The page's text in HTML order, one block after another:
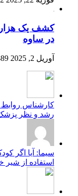
در ساوه
آوریل 2, 2025
کارشناس
رشد و نظر
سیما: آیا اگر
استفاده از